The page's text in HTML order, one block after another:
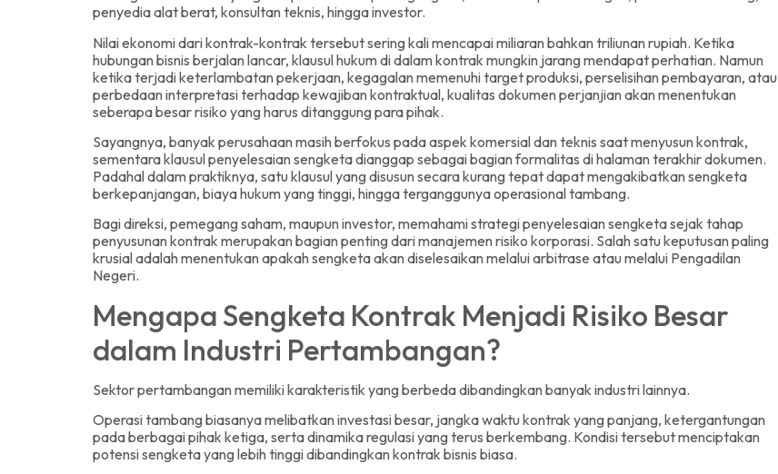
penyedia alat berat, konsultan teknis, hingga investor.
Nilai ekonomi dari kontrak-kontrak tersebut sering kali mencapai miliaran bahkan triliunan rupiah. Ketika
hubungan bisnis berjalan lancar, klausul hukum di dalam kontrak mungkin jarang mendapat perhatian. Namun
ketika terjadi keterlambatan pekerjaan, kegagalan memenuhi target produksi, perselisihan pembayaran, atau
perbedaan interpretasi terhadap kewajiban kontraktual, kualitas dokumen perjanjian akan menentukan
seberapa besar risiko yang harus ditanggung para pihak.
Sayangnya, banyak perusahaan masih berfokus pada aspek komersial dan teknis saat menyusun kontrak,
sementara klausul penyelesaian sengketa dianggap sebagai bagian formalitas di halaman terakhir dokumen.
Padahal dalam praktiknya, satu klausul yang disusun secara kurang tepat dapat mengakibatkan sengketa
berkepanjangan, biaya hukum yang tinggi, hingga terganggunya operasional tambang.
Bagi direksi, pemegang saham, maupun investor, memahami strategi penyelesaian sengketa sejak tahap
penyusunan kontrak merupakan bagian penting dari manajemen risiko korporasi. Salah satu keputusan paling
krusial adalah menentukan apakah sengketa akan diselesaikan melalui arbitrase atau melalui Pengadilan
Negeri.
Mengapa Sengketa Kontrak Menjadi Risiko Besar
dalam Industri Pertambangan?
Sektor pertambangan memiliki karakteristik yang berbeda dibandingkan banyak industri lainnya.
Operasi tambang biasanya melibatkan investasi besar, jangka waktu kontrak yang panjang, ketergantungan
pada berbagai pihak ketiga, serta dinamika regulasi yang terus berkembang. Kondisi tersebut menciptakan
potensi sengketa yang lebih tinggi dibandingkan kontrak bisnis biasa.